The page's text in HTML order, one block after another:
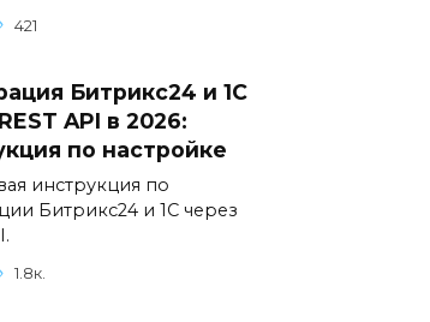
421
Битрикс24 и 1С
API в 2026:
по настройке
инструкция по
Битрикс24 и 1С через
1.8к.